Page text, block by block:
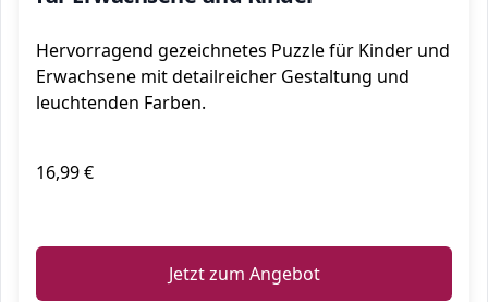
Hervorragend gezeichnetes Puzzle für Kinder und
Erwachsene mit detailreicher Gestaltung und
leuchtenden Farben.
16,99 €
Jetzt zum Angebot